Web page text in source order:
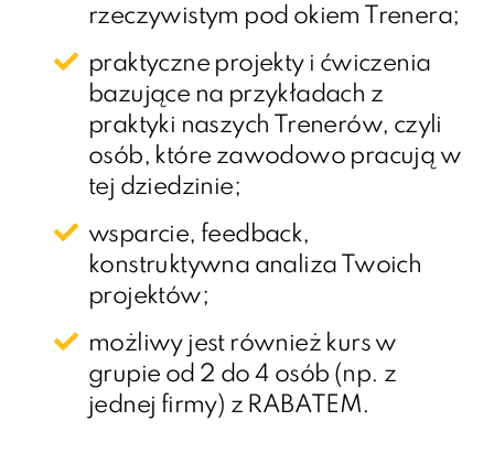
rzeczywistym pod okiem Trenera;
praktyczne projekty i ćwiczenia
bazujące na przykładach z
praktyki naszych Trenerów, czyli
osób, które zawodowo pracują w
tej dziedzinie;
wsparcie, feedback,
konstruktywna analiza Twoich
projektów;
możliwy jest również kurs w
grupie od 2 do 4 osób (np. z
jednej firmy) z RABATEM.